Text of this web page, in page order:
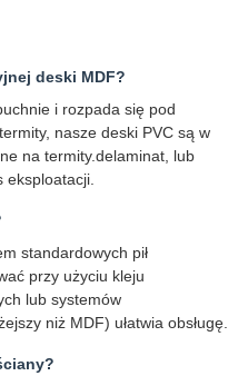
deski MDF?
i rozpada się pod
nasze deski PVC są w
na termity.delaminat, lub
eksploatacji.
standardowych pił
przy użyciu kleju
lub systemów
niż MDF) ułatwia obsługę.